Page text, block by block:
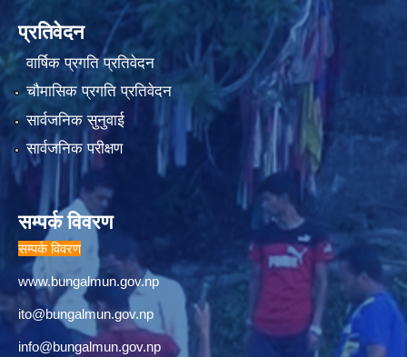
प्रतिवेदन
वार्षिक प्रगति प्रतिवेदन
चौमासिक प्रगति प्रतिवेदन
सार्वजनिक सुनुवाई
सार्वजनिक परीक्षण
सम्पर्क विवरण
सम्पर्क विवरण
www.bungalmun.gov.np
ito@bungalmun.gov.np
info@bungalmun.gov.np